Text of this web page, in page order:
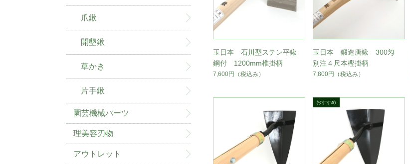
玉日本 石川型ステン平鍬
鋼付 1200mm椎掛柄
7,600円 （税込み）
玉日本 鍛造唐鍬 300匁
別注４尺本樫掛柄
7,800円 （税込み）
爪鍬
開墾鍬
草かき
片手鍬
園芸機械パーツ
理美容刃物
アウトレット